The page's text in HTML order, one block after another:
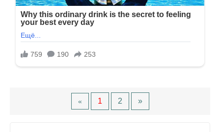
« 1 2 »